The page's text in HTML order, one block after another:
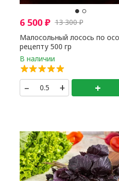
6 500₽ 13 300₽
Малосольный лосось по
рецепту 500 гр
– + +